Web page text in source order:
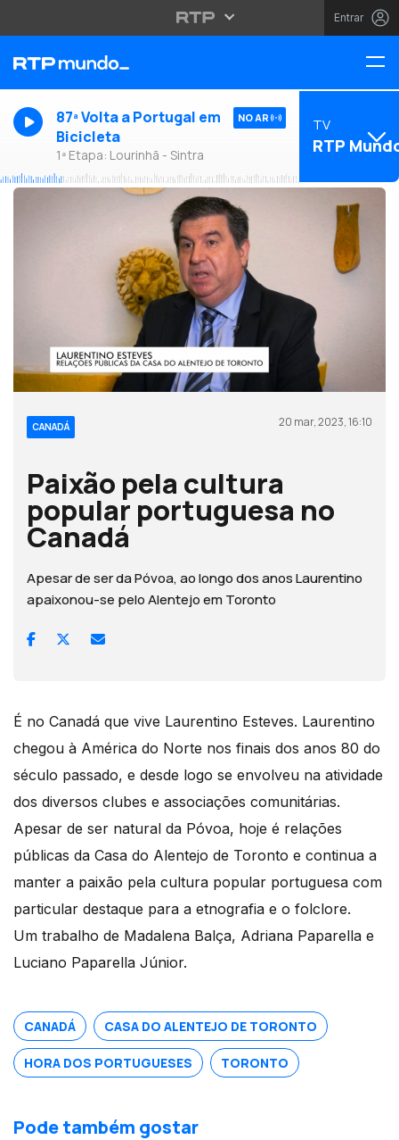
Entrar
87ª Volta a Portugal em
Bicicleta
1ª Etapa: Lourinhã - Sintra
NO AR TV
RTP
CANADÁ 20 mar, 2023, 16:10
Paixão pela cultura
popular portuguesa no
Canadá
Apesar de ser da Póvoa, ao longo dos anos Laurentino
apaixonou-se pelo Alentejo em Toronto
É no Canadá que vive Laurentino Esteves. Laurentino
chegou à América do Norte nos finais dos anos 80 do
século passado, e desde logo se envolveu na atividade
dos diversos clubes e associações comunitárias.
Apesar de ser natural da Póvoa, hoje é relações
públicas da Casa do Alentejo de Toronto e continua a
manter a paixão pela cultura popular portuguesa com
particular destaque para a etnografia e o folclore.
Um trabalho de Madalena Balça, Adriana Paparella e
Luciano Paparella Júnior.
CANADÁ CASA DO ALENTEJO DE TORONTO
HORA DOS PORTUGUESES TORONTO
Pode também gostar